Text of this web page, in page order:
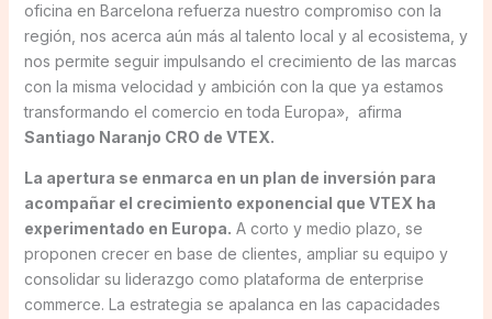
oficina en Barcelona refuerza nuestro compromiso con la
región, nos acerca aún más al talento local y al ecosistema, y
nos permite seguir impulsando el crecimiento de las marcas
con la misma velocidad y ambición con la que ya estamos
transformando el comercio en toda Europa», afirma
Santiago Naranjo CRO de VTEX.
La apertura se enmarca en un plan de inversión para
acompañar el crecimiento exponencial que VTEX ha
experimentado en Europa. A corto y medio plazo, se
proponen crecer en base de clientes, ampliar su equipo y
consolidar su liderazgo como plataforma de enterprise
commerce. La estrategia se apalanca en las capacidades